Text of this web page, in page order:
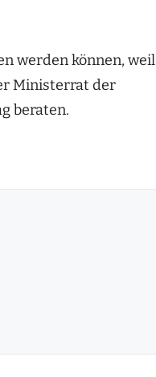
werden können, weil
Ministerrat der
beraten.